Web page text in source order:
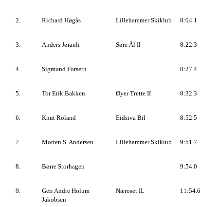
2. Richard Høgås Lillehammer Skiklub 8:04.1
3. Anders Jøranli Søre Ål Il 8:22.3
4. Sigmund Forseth 8:27.4
5. Tor Erik Bakken Øyer Trette If 8:32.3
6. Knut Roland Eidsiva Bil 8:52.5
7. Morten S. Andersen Lillehammer Skiklub 9:51.7
8. Børre Storhagen 9:54.0
9.
Geir Andre Holum
Jakobsen
Næroset IL 11:54.6